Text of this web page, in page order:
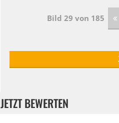
Bild 29 von 185
JETZT BEWERTEN